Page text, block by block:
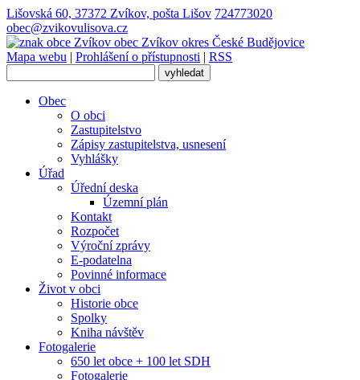
Lišovská 60, 37372 Zvíkov, pošta Lišov 724773020
obec@zvikovulisova.cz
obec Zvíkov okres České Budějovice
Mapa webu | Prohlášení o přístupnosti | RSS
Obec
O obci
Zastupitelstvo
Zápisy zastupitelstva, usnesení
Vyhlášky
Úřad
Úřední deska
Územní plán
Kontakt
Rozpočet
Výroční zprávy
E-podatelna
Povinné informace
Život v obci
Historie obce
Spolky
Kniha návštěv
Fotogalerie
650 let obce + 100 let SDH
Fotogalerie